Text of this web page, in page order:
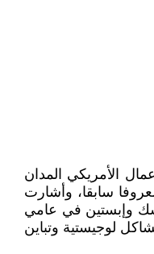
الأمريكي المدان
سابقا، وأشارت
وإبستين في عامي
لوجيستية وتباين